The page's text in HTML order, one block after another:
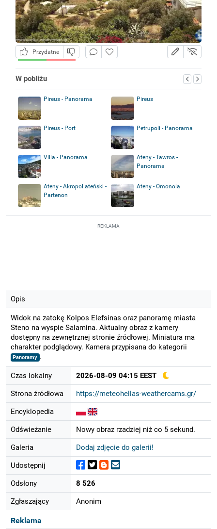
Przydatne
W pobliżu
Pireus - Panorama Pireus
Pireus - Port Petrupoli - Panorama
Vilia - Panorama
Ateny - Tawros -
Panorama
Ateny - Akropol ateński -
Partenon
Ateny - Omonoia
REKLAMA
Opis
Widok na zatokę Kolpos Elefsinas oraz panoramę miasta
Steno na wyspie Salamina. Aktualny obraz z kamery
dostępny na zewnętrznej stronie źródłowej. Miniatura ma
charakter podglądowy. Kamera przypisana do kategorii
Panoramy .
Czas lokalny 2026-08-09 04:15 EEST
Strona źródłowa https://meteohellas-weathercams.gr/
Encyklopedia
Odświeżanie Nowy obraz rzadziej niż co 5 sekund.
Galeria Dodaj zdjęcie do galerii!
Udostępnij
Odsłony 8 526
Zgłaszający Anonim
Reklama